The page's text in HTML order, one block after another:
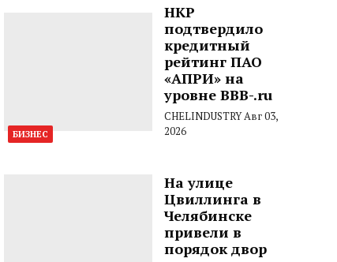
БИЗНЕС
НКР
подтвердило
кредитный
рейтинг ПАО
«АПРИ» на
уровне BBB-.ru
CHELINDUSTRYАвг 03,
2026
На улице
Цвиллинга в
Челябинске
привели в
порядок двор